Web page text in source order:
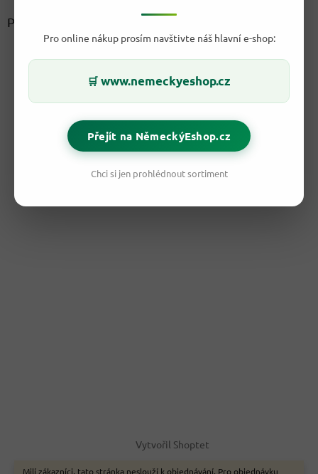
Pro online nákup prosím navštivte náš hlavní e-shop:
🛒 www.nemeckyeshop.cz
Přejít na NěmeckýEshop.cz
Chci si jen prohlédnout sortiment
Milí zákazníci, tato stránka neslouží k objednávání. Pro objednávku
Přijímáme online platby
Vytvořil Shoptet